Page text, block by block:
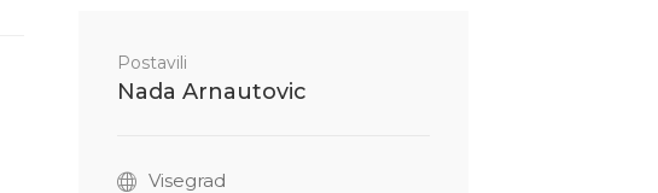
Postavili
Nada Arnautovic
Visegrad